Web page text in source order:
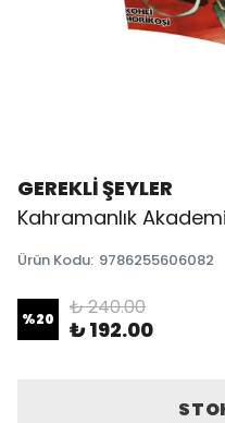
GEREKLİ ŞEYLER
Kahramanlık
Ürün Kodu: 9786255606082
%20 ₺ 240.00
₺ 192.00